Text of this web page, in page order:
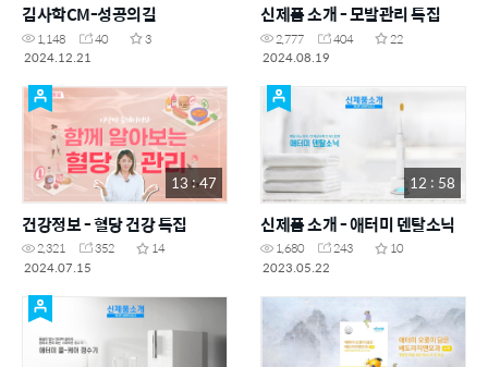
김사학CM-성공의길
1,148 40
3
2024.12.21
신제품 소개 - 모발관리 특집
2,777 404
22
2024.08.19
13 : 47
건강정보 - 혈당 건강 특집
2,321 352
14
2024.07.15
12 : 58
신제품 소개 - 애터미 덴탈소닉
1,680 243
10
2023.05.22